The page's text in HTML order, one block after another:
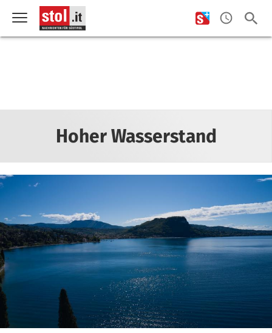
Hoher Wasserstand